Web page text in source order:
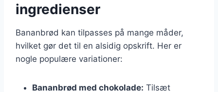
ingredienser
Bananbrød kan tilpasses på mange måder,
hvilket gør det til en alsidig opskrift. Her er
nogle populære variationer:
Bananbrød med chokolade: Tilsæt